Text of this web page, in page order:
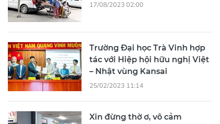
17/08/2023 02:00
Trường Đại học Trà Vinh hợp
tác với Hiệp hội hữu nghị Việt
– Nhật vùng Kansai
25/02/2023 11:14
Xin đừng thờ ơ, vô cảm